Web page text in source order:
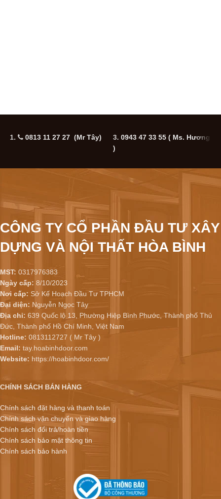
1. 0813 11 27 27 (Mr Tây) 3. 0943 47 33 55 ( Ms. Hương
)
CÔNG TY CỔ PHẦN ĐẦU TƯ XÂY
DỰNG VÀ NỘI THẤT HÒA BÌNH
MST: 0317976383
Ngày cấp: 8/10/2023
Nơi cấp: Sở Kế Hoạch Đầu Tư TPHCM
Đại diện: Nguyễn Ngọc Tây
Địa chỉ: 639 Quốc lộ 13, Phường Hiệp Bình Phước, Thành phố Thủ
Đức, Thành phố Hồ Chí Minh, Việt Nam
Hotline: 0813112727 ( Mr Tây )
Email: tay.hoabinhdoor.com
Website: https://hoabinhdoor.com/
CHÍNH SÁCH BÁN HÀNG
Chính sách đặt hàng và thanh toán
Chính sách vận chuyển và giao hàng
Chính sách đổi trả/hoàn tiền
Chính sách bảo mật thông tin
Chính sách bảo hành